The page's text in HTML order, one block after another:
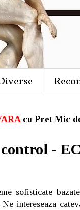
cu Pret Mic
-
sofisticate
intereseaza